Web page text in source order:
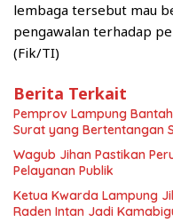
lembaga tersebut mau
pengawalan terhadap
(Fik/TI)
Berita Terkait
Pemprov Lampung
Surat yang Bertentangan
Wagub Jihan Pastikan
Pelayanan Publik
Ketua Kwarda Lampung
Raden Intan Jadi